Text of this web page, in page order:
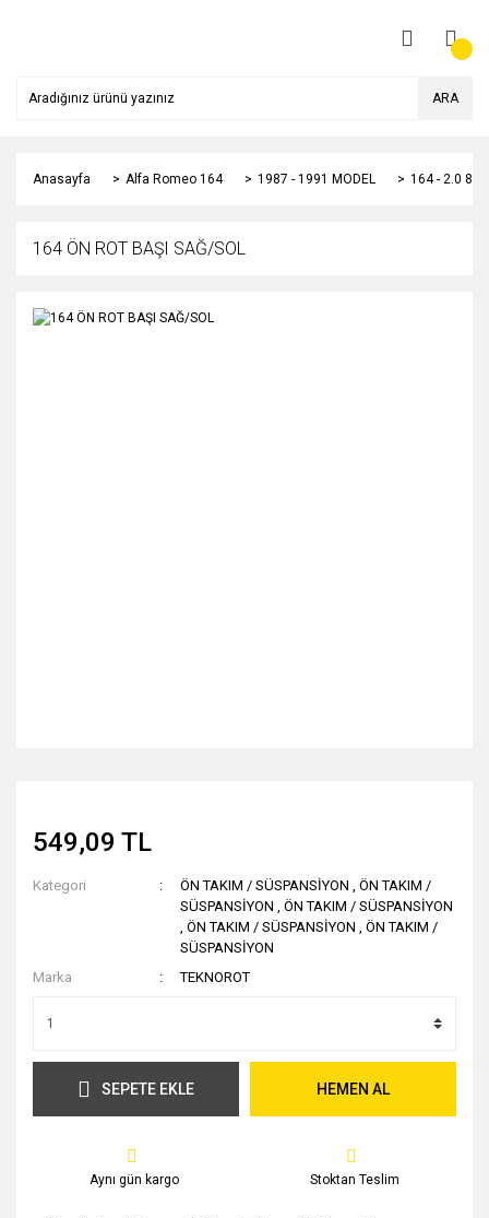
ARA
Anasayfa Alfa Romeo 164 1987 - 1991 MODEL 164 - 2.0 8V
164 ÖN ROT BAŞI SAĞ/SOL
549,09 TL
Kategori ÖN TAKIM / SÜSPANSİYON ,ÖN TAKIM /
SÜSPANSİYON ,ÖN TAKIM / SÜSPANSİYON
,ÖN TAKIM / SÜSPANSİYON ,ÖN TAKIM /
SÜSPANSİYON
Marka
TEKNOROT
SEPETE EKLE HEMEN AL
Aynı gün kargo Stoktan Teslim